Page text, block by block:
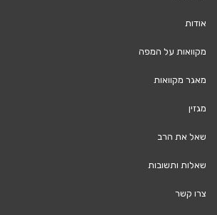
אודות
מקוואות על המפה
מאגר מקוואות
מגזין
שאל את הרב
שאלות ותשובות
צרו קשר